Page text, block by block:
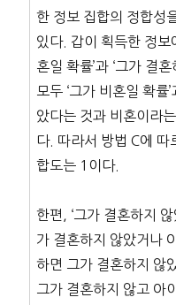
한 정보 집합의 정합성
있다. 갑이 획득한 정보
혼일 확률’과 ‘그가 결
모두 ‘그가 비혼일 확
았다는 것과 비혼이라
다. 따라서 방법 C에 따
합도는 1이다.
한편, ‘그가 결혼하지
가 결혼하지 않았거나
하면 그가 결혼하지 않
그가 결혼하지 않고 아